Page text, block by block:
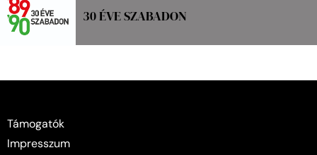
30 ÉVE SZABADON
Támogatók
Impresszum